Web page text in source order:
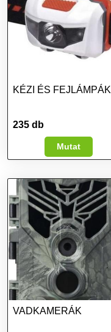
KÉZI ÉS FEJLÁMPÁK
235 db
Mutat
VADKAMERÁK